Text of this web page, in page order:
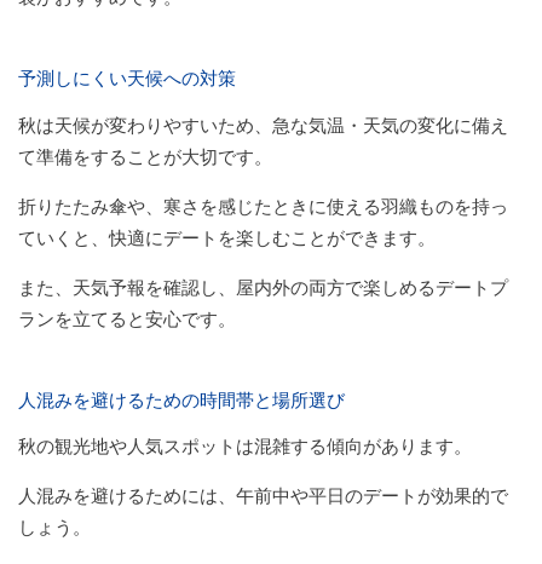
予測しにくい天候への対策
秋は天候が変わりやすいため、急な気温・天気の変化に備え
て準備をすることが大切です。
折りたたみ傘や、寒さを感じたときに使える羽織ものを持っ
ていくと、快適にデートを楽しむことができます。
また、天気予報を確認し、屋内外の両方で楽しめるデートプ
ランを立てると安心です。
人混みを避けるための時間帯と場所選び
秋の観光地や人気スポットは混雑する傾向があります。
人混みを避けるためには、午前中や平日のデートが効果的で
しょう。